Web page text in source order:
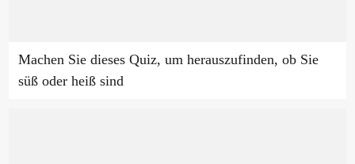
Machen Sie dieses Quiz, um herauszufinden, ob Sie
süß oder heiß sind